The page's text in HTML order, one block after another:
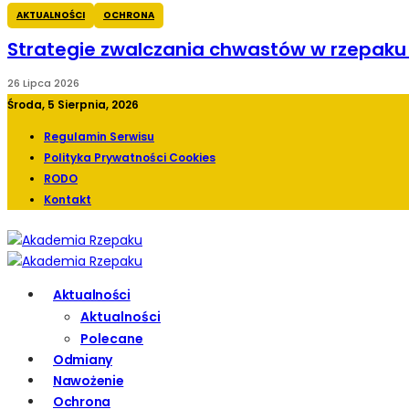
AKTUALNOŚCI OCHRONA
Strategie zwalczania chwastów w
26 Lipca 2026
Środa, 5 Sierpnia, 2026
Regulamin Serwisu
Polityka Prywatności Cookies
RODO
Kontakt
Aktualności
Aktualności
Polecane
Odmiany
Nawożenie
Ochrona